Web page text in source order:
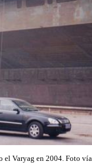
el Varyag en 2004. Foto vía